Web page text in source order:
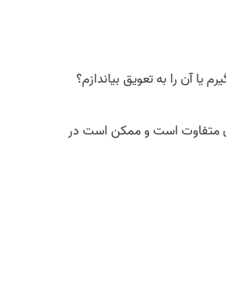
آن را به تعویق بیاندازم؟
متفاوت است و ممکن است در